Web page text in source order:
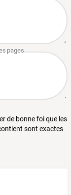
de bonne foi que les
sont exactes